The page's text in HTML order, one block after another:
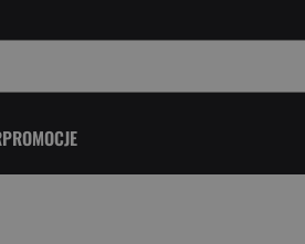
PROMOCJE